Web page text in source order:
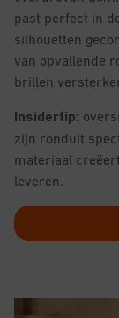
past perfect in
silhouetten
van opvallende
brillen
Insidertip:
zijn ronduit
materiaal
leveren.